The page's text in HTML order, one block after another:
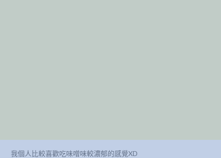
我個人比較喜歡吃味噌味較濃郁的感覺XD